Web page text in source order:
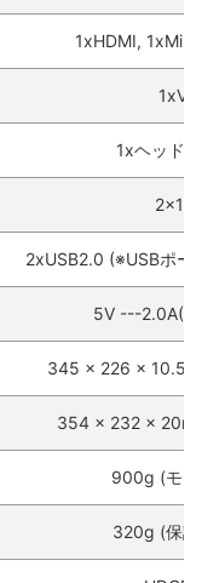
1xHDMI,
1xヘッド
2xUSB2.0 (※USBポー
5V ---2.0A(
345 x 226 x 10.5
354 x 232 x
900g (モ
320g (保